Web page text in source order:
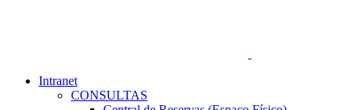
Intranet
CONSULTAS